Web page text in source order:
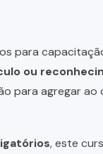
para
ou
para agregar ao
, este